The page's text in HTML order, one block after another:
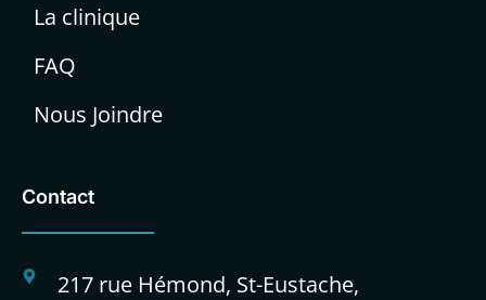
La clinique
FAQ
Nous Joindre
Contact
217 rue Hémond, St-Eustache,